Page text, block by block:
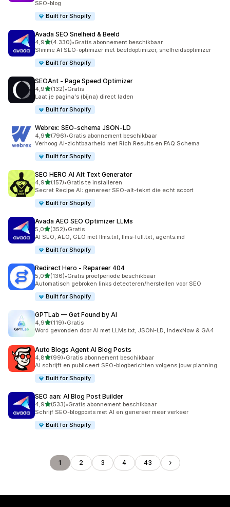
SEO-blog
Built for Shopify
Avada SEO Snelheid & Beeld
4,9van 5 sterren
(4.330)
4330 recensies in totaal
•Gratis abonnement beschikbaar
Slimme AI SEO-optimizer met beeldoptimizer, snelheidsoptimizer
Built for Shopify
SEOAnt ‑ Page Speed Optimizer
4,9van 5 sterren
(132)
132 recensies in totaal
•Gratis
Laat je pagina's (bijna) direct laden
Built for Shopify
Webrex: SEO‑schema JSON‑LD
4,9van 5 sterren
(796)
796 recensies in totaal
•Gratis abonnement beschikbaar
Verhoog AI-zichtbaarheid met Rich Results en FAQ Schema
Built for Shopify
SEO HERO AI Alt Text Generator
4,9van 5 sterren
(157)
157 recensies in totaal
•Gratis te installeren
Secret Recipe AI: genereer SEO-alt-tekst die echt scoort
Built for Shopify
Avada AEO SEO Optimizer LLMs
5,0van 5 sterren
(352)
352 recensies in totaal
•Gratis
AI SEO, AEO, GEO met llms.txt, llms-full.txt, agents.md
Built for Shopify
Redirect Hero ‑ Repareer 404
5,0van 5 sterren
(136)
136 recensies in totaal
•Gratis proefperiode beschikbaar
Automatisch gebroken links detecteren/herstellen voor SEO
Built for Shopify
GPTLab — Get Found by AI
4,9van 5 sterren
(119)
119 recensies in totaal
•Gratis
Word gevonden door AI met LLMs.txt, JSON-LD, IndexNow & GA4
Auto Blogs Agent AI Blog Posts
4,8van 5 sterren
(99)
99 recensies in totaal
•Gratis abonnement beschikbaar
AI schrijft en publiceert SEO-blogberichten volgens jouw planning.
Built for Shopify
SEO aan: AI Blog Post Builder
4,9van 5 sterren
(533)
533 recensies in totaal
•Gratis abonnement beschikbaar
Schrijf SEO-blogposts met AI en genereer meer verkeer
Built for Shopify
1 2 3 4 43